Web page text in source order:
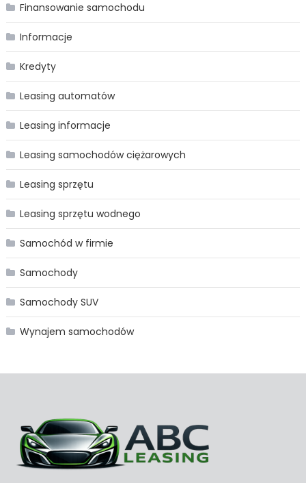
Finansowanie samochodu
Informacje
Kredyty
Leasing automatów
Leasing informacje
Leasing samochodów ciężarowych
Leasing sprzętu
Leasing sprzętu wodnego
Samochód w firmie
Samochody
Samochody SUV
Wynajem samochodów